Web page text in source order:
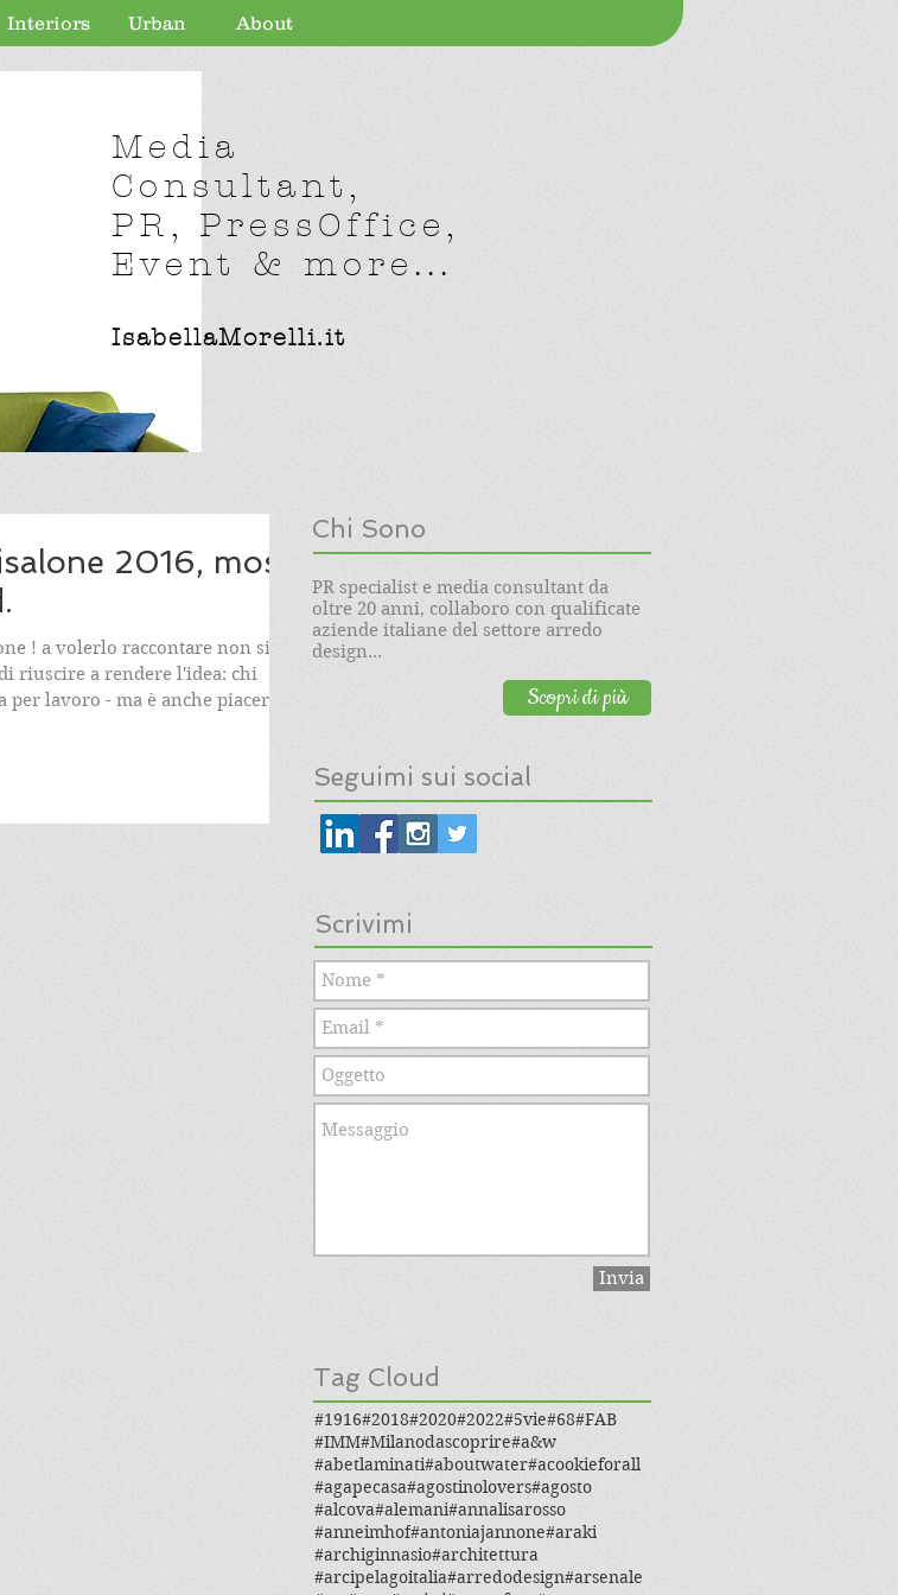
Interiors Urban About
Media
Consultant,
PR, PressOffice,
Event & more...
IsabellaMorelli.it
2016, most
! a volerlo raccontare non si ha
riuscire a rendere l'idea: chi
- ma è anche piacere -
Chi Sono
PR specialist e media consultant da
oltre 20 anni, collaboro con qualificate
aziende italiane del settore arredo
design...
Scopri di più
Seguimi sui social
Scrivimi
Invia
Tag Cloud
#1916#2018#2020#2022#5vie#68#FAB
#IMM#Milanodascoprire#a&w
#abetlaminati#aboutwater#acookieforall
#agapecasa#agostinolovers#agosto
#alcova#alemani#annalisarosso
#anneimhof#antoniajannone#araki
#archiginnasio#architettura
#arcipelagoitalia#arredodesign#arsenale